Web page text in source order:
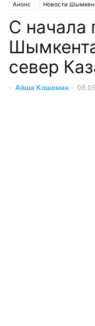
Анонс Новости
С начала
север
- Айша Кошеман -